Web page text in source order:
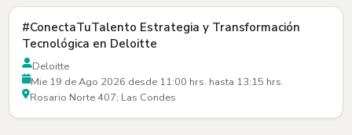
#ConectaTuTalento Estrategia y Transformación
Tecnológica en Deloitte
Deloitte
Mie 19 de Ago 2026 desde 11:00 hrs. hasta 13:15 hrs.
Rosario Norte 407; Las Condes